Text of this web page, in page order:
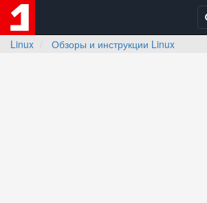
Linux
Обзоры и инструкции Linux